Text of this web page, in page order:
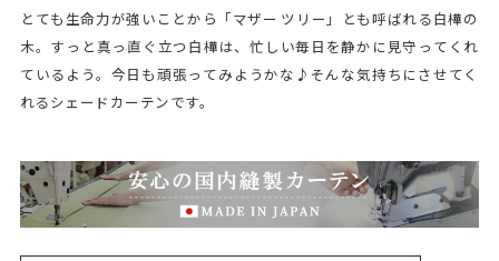
とても生命力が強いことから「マザー ツリー」とも呼ばれる白樺の
木。すっと真っ直ぐ立つ白樺は、忙しい毎日を静かに見守ってくれ
ているよう。今日も頑張ってみようかな♪そんな気持ちにさせてく
れるシェードカーテンです。